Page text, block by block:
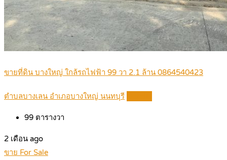
ขายที่ดิน บางใหญ่ ใกล้รถไฟฟ้า 99 วา 2.1 ล้าน 0864540423
ตำบลบางเลน อำเภอบางใหญ่ นนทบุรี
99 ตารางวา
2 เดือน ago
ขาย For Sale